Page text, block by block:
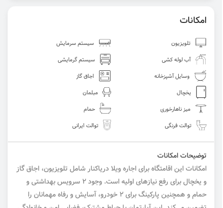
امکانات
تلویزیون
سیستم سرمایش
آب لوله کشی
سیستم گرمایشی
وسایل آشپزخانه
اجاق گاز
یخچال
مبلمان
میز ناهارخوری
حمام
توالت فرنگی
توالت ایرانی
توضیحات امکانات
امکانات این اقامتگاه برای اجاره ویلا دریاکنار شامل تلویزیون، اجاق گاز
و یخچال برای رفع نیازهای اولیه است. وجود ۲ سرویس بهداشتی و
حمام و همچنین پارکینگ برای ۲ خودرو، آسایش و رفاه مهمانان را